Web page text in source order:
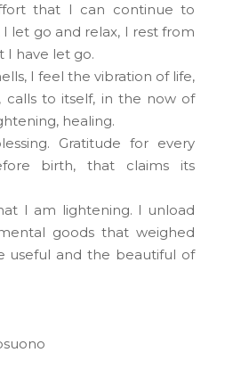
that I can continue to
let go and relax, I rest from
I have let go.
I feel the vibration of life,
calls to itself, in the now of
healing.
Gratitude for every
birth, that claims its
I am lightening. I unload
goods that weighed
useful and the beautiful of